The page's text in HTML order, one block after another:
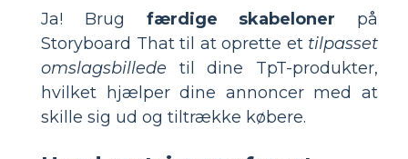
Ja! Brug færdige skabeloner på
Storyboard That til at oprette et tilpasset
omslagsbillede til dine TpT-produkter,
hvilket hjælper dine annoncer med at
skille sig ud og tiltrække købere.